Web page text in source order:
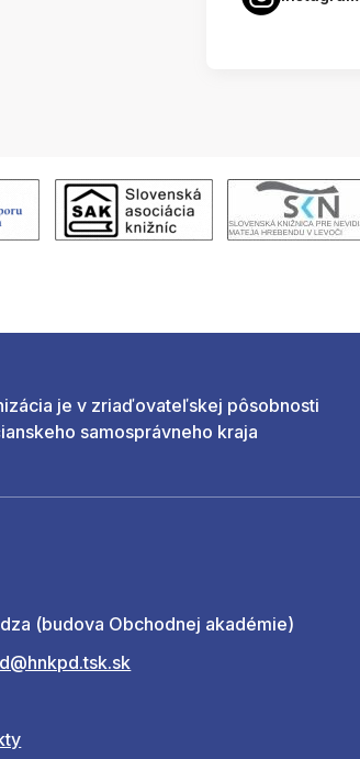
je v zriaďovateľskej pôsobnosti
samosprávneho kraja
(budova Obchodnej akadémie)